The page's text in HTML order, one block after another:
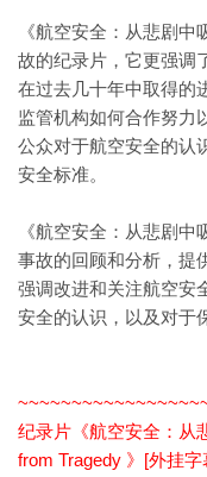
《航空安全：从悲剧
故的纪录片，它更强调
在过去几十年中取得的
监管机构如何合作努力
公众对于航空安全的认
安全标准。
《航空安全：从悲剧
事故的回顾和分析，提
强调改进和关注航空安
安全的认识，以及对于
纪录片《航空安全：从
from Tragedy 》[外挂